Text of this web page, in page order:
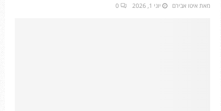
מאת איטו אבירם יוני 1, 2026 0